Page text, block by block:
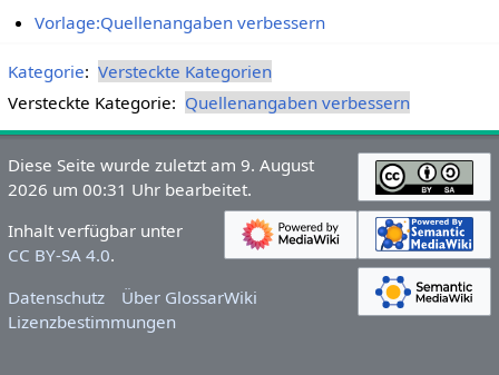
Vorlage:Quellenangaben verbessern
Kategorie: Versteckte Kategorien
Versteckte Kategorie: Quellenangaben verbessern
Diese Seite wurde zuletzt am 9. August
2026 um 00:31 Uhr bearbeitet.
Inhalt verfügbar unter
CC BY-SA 4.0.
Datenschutz
Über GlossarWiki
Lizenzbestimmungen